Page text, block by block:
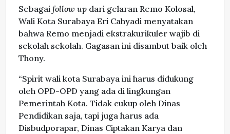
Sebagai follow up dari gelaran Remo Kolosal,
Wali Kota Surabaya Eri Cahyadi menyatakan
bahwa Remo menjadi ekstrakurikuler wajib di
sekolah sekolah. Gagasan ini disambut baik oleh
Thony.
“Spirit wali kota Surabaya ini harus didukung
oleh OPD-OPD yang ada di lingkungan
Pemerintah Kota. Tidak cukup oleh Dinas
Pendidikan saja, tapi juga harus ada
Disbudporapar, Dinas Ciptakan Karya dan